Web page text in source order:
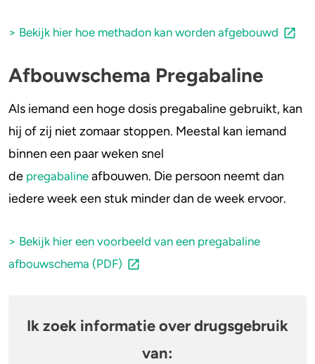
> Bekijk hier hoe methadon kan worden afgebouwd
Afbouwschema Pregabaline
Als iemand een hoge dosis pregabaline gebruikt, kan
hij of zij niet zomaar stoppen. Meestal kan iemand
binnen een paar weken snel
de pregabaline afbouwen. Die persoon neemt dan
iedere week een stuk minder dan de week ervoor.
> Bekijk hier een voorbeeld van een pregabaline
afbouwschema (PDF)
Ik zoek informatie over drugsgebruik
van: